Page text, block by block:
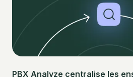
PBX Analyze centralise les